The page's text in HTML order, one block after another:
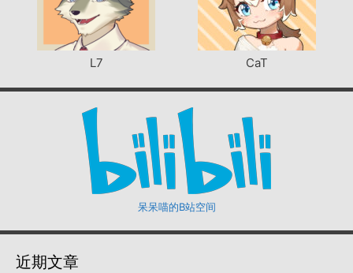
L7 CaT
呆呆喵的B站空间
近期文章